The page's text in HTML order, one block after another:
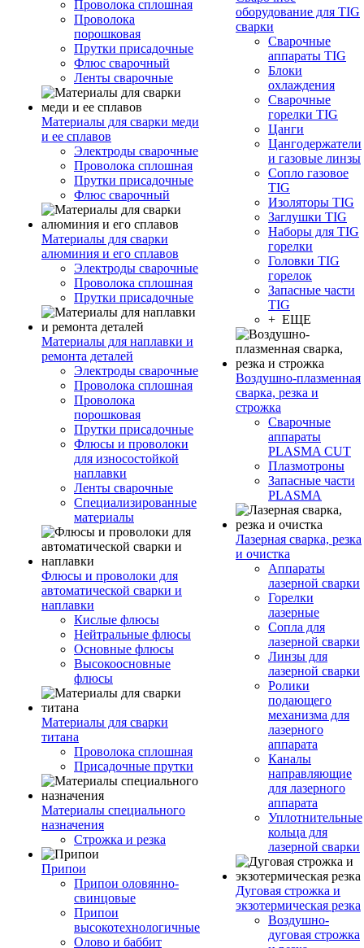
Проволока сплошная
Проволока
порошковая
Прутки присадочные
Флюс сварочный
Ленты сварочные
Материалы для сварки меди
и ее сплавов
Электроды сварочные
Проволока сплошная
Прутки присадочные
Флюс сварочный
Материалы для сварки
алюминия и его сплавов
Электроды сварочные
Проволока сплошная
Прутки присадочные
Материалы для наплавки и
ремонта деталей
Электроды сварочные
Проволока сплошная
Проволока
порошковая
Прутки присадочные
Флюсы и проволоки
для износостойкой
наплавки
Ленты сварочные
Специализированные
материалы
Флюсы и проволоки для
автоматической сварки и
наплавки
Кислые флюсы
Нейтральные флюсы
Основные флюсы
Высокоосновные
флюсы
Материалы для сварки
титана
Проволока сплошная
Присадочные прутки
Материалы специального
назначения
Строжка и резка
Припои
Припои оловянно-
свинцовые
Припои
высокотехнологичные
Олово и баббит
оборудование для TIG
сварки
Сварочные
аппараты TIG
Блоки
охлаждения
Сварочные
горелки TIG
Цанги
Цангодержатели
и газовые линзы
Сопло газовое
TIG
Изоляторы TIG
Заглушки TIG
Наборы для TIG
горелки
Головки TIG
горелок
Запасные части
TIG
+ ЕЩЕ
Воздушно-плазменная
сварка, резка и
строжка
Сварочные
аппараты
PLASMA CUT
Плазмотроны
Запасные части
PLASMA
Лазерная сварка, резка
и очистка
Аппараты
лазерной сварки
Горелки
лазерные
Сопла для
лазерной сварки
Линзы для
лазерной сварки
Ролики
подающего
механизма для
лазерного
аппарата
Каналы
направляющие
для лазерного
аппарата
Уплотнительные
кольца для
лазерной сварки
Дуговая строжка и
экзотермическая резка
Воздушно-
дуговая строжка